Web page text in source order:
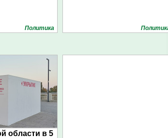
Политика
области в 5